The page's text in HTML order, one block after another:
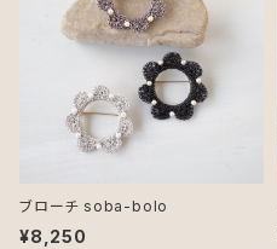
ブローチ soba-bolo
¥8,250